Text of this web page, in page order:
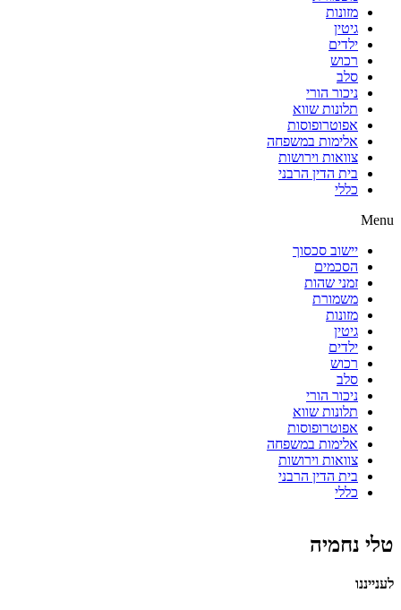
מזונות
גיטין
ילדים
רכוש
סלב
ניכור הורי
תלונות שווא
אפוטרופוסות
אלימות במשפחה
צוואות וירושות
בית הדין הרבני
כללי
Menu
יישוב סכסוך
הסכמים
זמני שהות
משמורת
מזונות
גיטין
ילדים
רכוש
סלב
ניכור הורי
תלונות שווא
אפוטרופוסות
אלימות במשפחה
צוואות וירושות
בית הדין הרבני
כללי
טלי נחמיה
לענייננו